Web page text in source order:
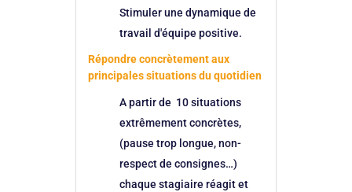
Stimuler une dynamique de
travail d'équipe positive.
Répondre concrètement aux
principales situations du quotidien
A partir de 10 situations
extrêmement concrètes,
(pause trop longue, non-
respect de consignes…)
chaque stagiaire réagit et